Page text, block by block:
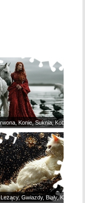
Konie, Suknia, Kobieta,
Gwiazdy, Biały, Kot,